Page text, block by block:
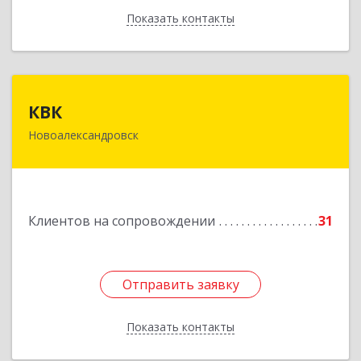
Показать контакты
Назад
КВК
Новоалександровск
Клиентов на сопровождении 31
Отправить заявку
Показать контакты
Подробнее
Отправить заявку
Назад